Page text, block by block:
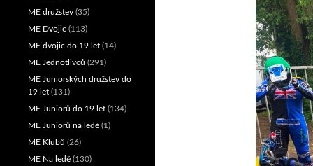
ME družstev (35)
ME Dvojic (113)
ME dvojic do 19 let (14)
ME Jednotlivců (291)
ME Juniorských družstev do
19 let (131)
ME Juniorů do 19 let (134)
ME Juniorů na ledě (1)
ME Klubů (26)
ME Na ledě (130)